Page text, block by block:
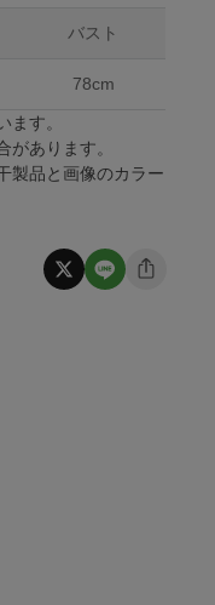
バスト
78cm
す。
あります。
製品と画像のカラー